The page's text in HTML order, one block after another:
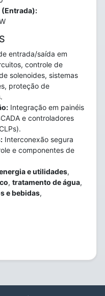
(Entrada):
entrada/saída em
controle de
solenoides, sistemas
proteção de
Integração em painéis
e controladores
Interconexão segura
e componentes de
e utilidades,
, tratamento de água,
e bebidas,